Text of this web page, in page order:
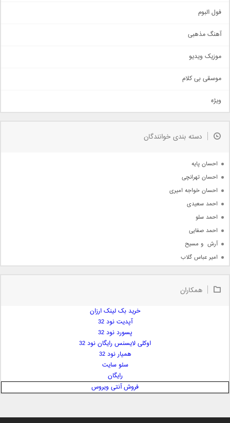
اجتماعی
حماسی
سنتی
اهنگ بندرعباسی
دمو
مذهبی
جدیدترین ها
فول البوم
آهنگ مذهبی
موزیک ویدیو
موسقی بی کلام
ویژه
دسته بندی خوانندگان
احسان پایه
احسان تهرانچی
احسان خواجه امیری
احمد سعیدی
احمد سلو
احمد صفایی
آرش  و مسیح
امیر عباس گلاب
امیر علی
ایمان غلامی
بابک جهانبخش
همکاران
خرید بک لینک ارزان
آپدیت نود 32
پسورد نود 32
اوکلی لایسنس رایگان نود 32
همیار نود 32
سئو سایت
رایگان
فروش آنتی ویروس